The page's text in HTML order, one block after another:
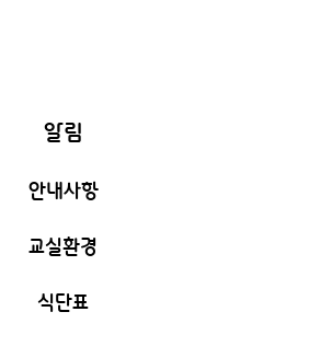
알림
안내사항
교실환경
식단표